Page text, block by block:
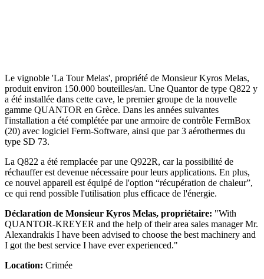
Le vignoble 'La Tour Melas', propriété de Monsieur Kyros Melas,
produit environ 150.000 bouteilles/an. Une Quantor de type Q822 y
a été installée dans cette cave, le premier groupe de la nouvelle
gamme QUANTOR en Grèce. Dans les années suivantes
l'installation a été complétée par une armoire de contrôle FermBox
(20) avec logiciel Ferm-Software, ainsi que par 3 aérothermes du
type SD 73.
La Q822 a été remplacée par une Q922R, car la possibilité de
réchauffer est devenue nécessaire pour leurs applications. En plus,
ce nouvel appareil est équipé de l'option “récupération de chaleur”,
ce qui rend possible l'utilisation plus efficace de l'énergie.
Déclaration de Monsieur Kyros Melas, propriétaire: "With
QUANTOR-KREYER and the help of their area sales manager Mr.
Alexandrakis I have been advised to choose the best machinery and
I got the best service I have ever experienced."
Location: Crimée